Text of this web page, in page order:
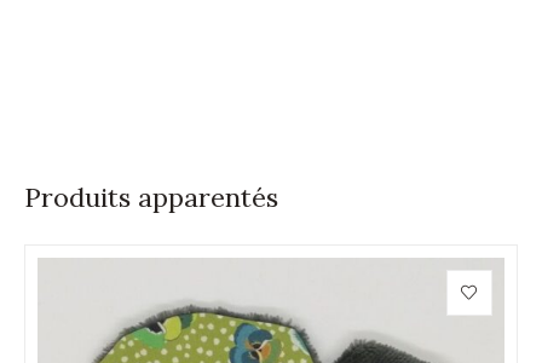
Produits apparentés